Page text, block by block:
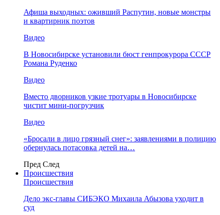
Афиша выходных: оживший Распутин, новые монстры
и квартирник поэтов
Видео
В Новосибирске установили бюст генпрокурора СССР
Романа Руденко
Видео
Вместо дворников узкие тротуары в Новосибирске
чистит мини-погрузчик
Видео
«Бросали в лицо грязный снег»: заявлениями в полицию
обернулась потасовка детей на…
Пред След
Происшествия
Происшествия
Дело экс-главы СИБЭКО Михаила Абызова уходит в
суд